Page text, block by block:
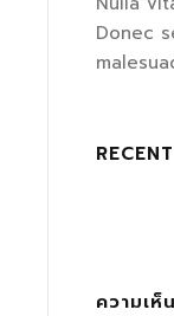
Donec
ความเห็